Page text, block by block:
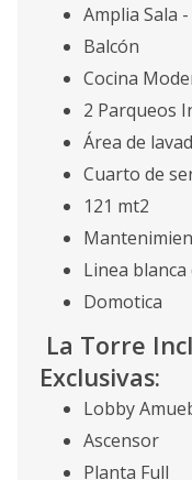
Amplia Sala
Balcón
Cocina
2 Parqueos
Área de
Cuarto de
121 mt2
Linea
Domotica
La Torre
Exclusivas:
Lobby
Ascensor
Planta Full